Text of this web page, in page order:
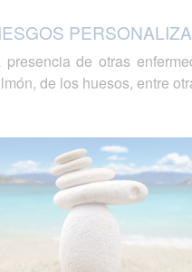
presencia de otras
de los huesos, entre